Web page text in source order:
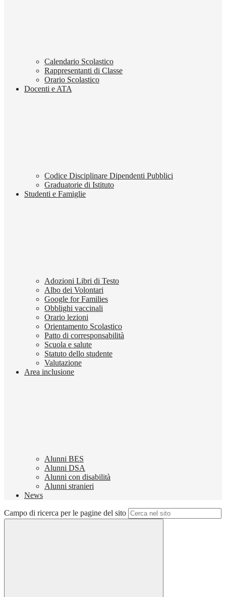
Calendario Scolastico
Rappresentanti di Classe
Orario Scolastico
Docenti e ATA
Codice Disciplinare Dipendenti Pubblici
Graduatorie di Istituto
Studenti e Famiglie
Adozioni Libri di Testo
Albo dei Volontari
Google for Families
Obblighi vaccinali
Orario lezioni
Orientamento Scolastico
Patto di corresponsabilità
Scuola e salute
Statuto dello studente
Valutazione
Area inclusione
Alunni BES
Alunni DSA
Alunni con disabilità
Alunni stranieri
News
Campo di ricerca per le pagine del sito